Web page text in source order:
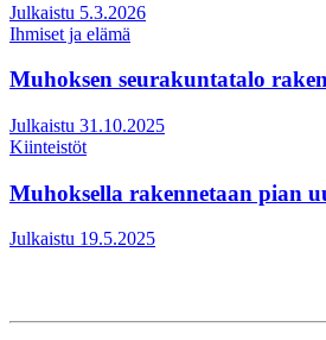
Julkaistu 5.3.2026
Ihmiset ja elämä
Muhoksen seurakuntatalo
Julkaistu 31.10.2025
Kiinteistöt
Muhoksella rakennetaan pian
Julkaistu 19.5.2025